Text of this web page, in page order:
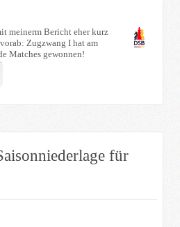
meinerm Bericht eher kurz
Zugzwang I hat am
Matches gewonnen!
für